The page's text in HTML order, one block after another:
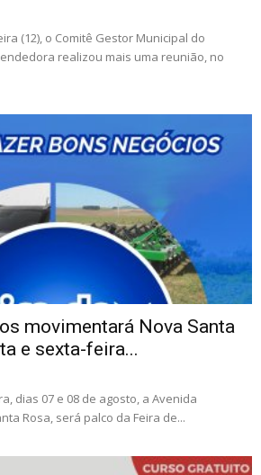
(12), o Comitê Gestor Municipal do
realizou mais uma reunião, no
movimentará Nova Santa
e sexta-feira...
dias 07 e 08 de agosto, a Avenida
Rosa, será palco da Feira de...